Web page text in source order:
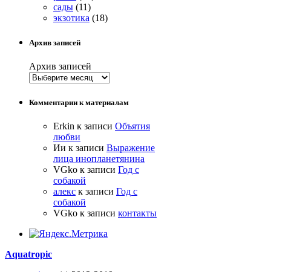
сады (11)
экзотика (18)
Архив записей
Архив записей
Комментарии к материалам
Erkin к записи Объятия
любви
Ии к записи Выражение
лица инопланетянина
VGko к записи Год с
собакой
алекс к записи Год с
собакой
VGko к записи контакты
Aquatropic